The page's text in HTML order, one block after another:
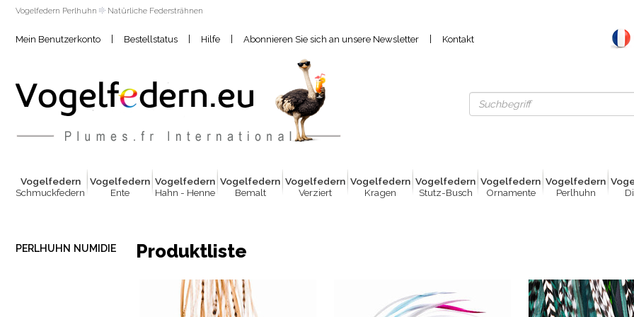
Vogelfedern Perlhuhn Natürliche Federsträhnen
Mein Benutzerkonto | Bestellstatus | Hilfe | Abonnieren Sie sich an unsere Newsletter | Kontakt
Vogelfedern
Schmuckfedern
Vogelfedern
Ente
Vogelfedern
Hahn - Henne
Vogelfedern
Bemalt
Vogelfedern
Verziert
Vogelfedern
Kragen
Vogelfedern
Stutz-Busch
Vogelfedern
Ornamente
Vogelfedern
Perlhuhn
PERLHUHN NUMIDIE Produktliste